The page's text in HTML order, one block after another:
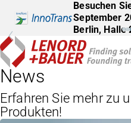
Besuchen
September
Berlin, Halle
News
Erfahren Sie mehr zu
Produkten!